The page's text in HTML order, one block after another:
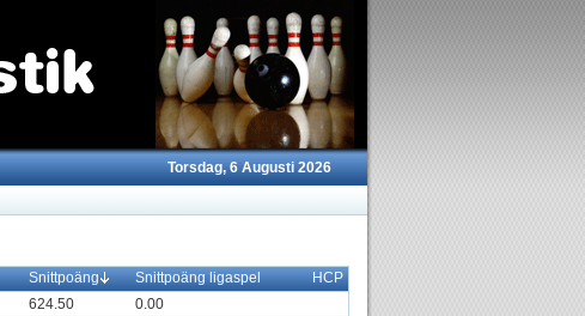
Torsdag, 6 Augusti 2026
Snittpoäng Snittpoäng ligaspel
HCP
624.50
0.00